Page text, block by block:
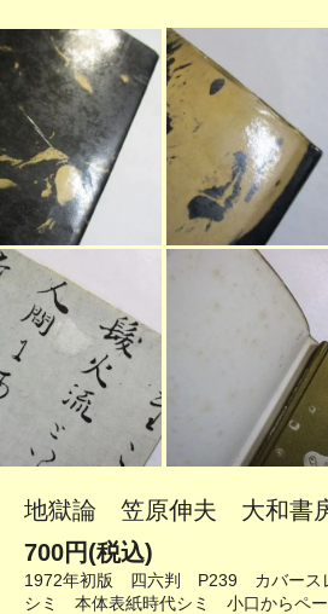
地獄論 笠原伸夫 大和書
700円(税込)
1972年初版 四六判 P239 カバース
シミ 本体表紙時代シミ 小口からペー